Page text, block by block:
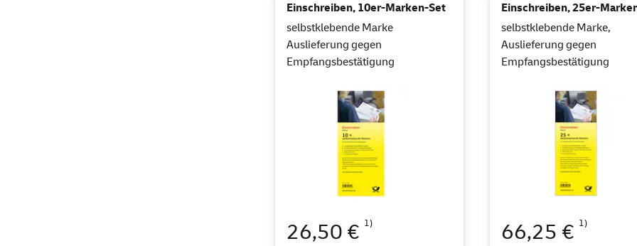
Einschreiben, 10er-Marken-Set
selbstklebende Marke
Auslieferung gegen
Empfangsbestätigung
26,50 € 1)
Einschreiben, 25er-
selbstklebende Marke,
Auslieferung gegen
Empfangsbestätigung
66,25 € 1)